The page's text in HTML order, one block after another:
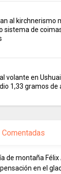
al kirchnerismo
sistema de
volante en
1,33 gramos de
Comentadas
de montaña Félix
en el